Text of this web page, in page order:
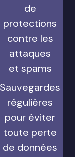
de
protections
contre les
attaques
et spams
Sauvegardes
régulières
pour éviter
toute perte
de données